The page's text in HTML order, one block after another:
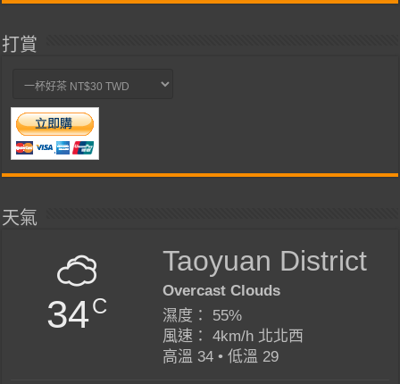
打賞
天氣
34C
Taoyuan District
Overcast Clouds
濕度： 55%
風速： 4km/h 北北西
高溫 34 • 低溫 29